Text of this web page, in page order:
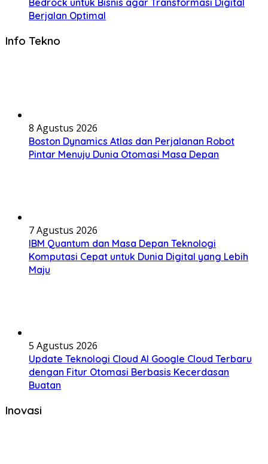
Berjalan Optimal
Info Tekno
8 Agustus 2026
Boston Dynamics Atlas dan Perjalanan Robot
Pintar Menuju Dunia Otomasi Masa Depan
7 Agustus 2026
IBM Quantum dan Masa Depan Teknologi
Komputasi Cepat untuk Dunia Digital yang Lebih
Maju
5 Agustus 2026
Update Teknologi Cloud AI Google Cloud Terbaru
dengan Fitur Otomasi Berbasis Kecerdasan
Buatan
Inovasi